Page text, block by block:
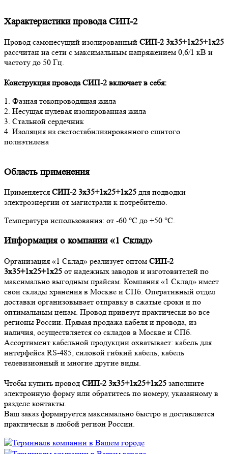
Характеристики провода СИП-2
Провод самонесущий изолированный СИП-2 3х35+1х25+1х25
рассчитан на сети с максимальным напряжением 0,6/1 кВ и
частоту до 50 Гц.
Конструкция провода СИП-2 включает в себя:
1. Фазная токопроводящая жила
2. Несущая нулевая изолированная жила
3. Стальной сердечник
4. Изоляция из светостабилизированного сшитого
полиэтилена
Область применения
Применяется СИП-2 3х35+1х25+1х25 для подводки
электроэнергии от магистрали к потребителю.
Температура использования: от -60 °С до +50 °С.
Информация о компании «1 Склад»
Организация «1 Склад» реализует оптом СИП-2
3х35+1х25+1х25 от надежных заводов и изготовителей по
максимально выгодным прайсам. Компания «1 Склад» имеет
свои склады хранения в Москве и СПб. Оперативный отдел
доставки организовывает отправку в сжатые сроки и по
оптимальным ценам. Провод привезут практически во все
регионы России. Прямая продажа кабеля и провода, из
наличия, осуществляется со складов в Москве и СПб.
Ассортимент кабельной продукции охватывает: кабель для
интерфейса RS-485, силовой гибкий кабель, кабель
телевизионный и многие другие виды.
Чтобы купить провод СИП-2 3х35+1х25+1х25 заполните
электронную форму или обратитесь по номеру, указанному в
разделе контакты.
Ваш заказ формируется максимально быстро и доставляется
практически в любой регион России.